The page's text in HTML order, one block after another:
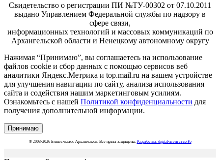
Свидетельство о регистрации ПИ №ТУ-00302 от 07.10.2011
выдано Управлением Федеральной службы по надзору в
сфере связи,
информационных технологий и массовых коммуникаций по
Архангельской области и Ненецкому автономному округу
Нажимая “Принимаю”, вы соглашаетесь на использование
файлов cookie и сбор данных с помощью сервисов веб
аналитики Яндекс.Метрика и top.mail.ru на вашем устройстве
для улучшения навигации по сайту, анализа использования
сайта и содействия нашим маркетинговым усилиям.
Ознакомьтесь с нашей Политикой конфиденциальности для
получения дополнительной информации.
Принимаю
© 2003-2026 Бизнес-класс Архангельск. Все права защищены. Разработка: digital-агентство F5